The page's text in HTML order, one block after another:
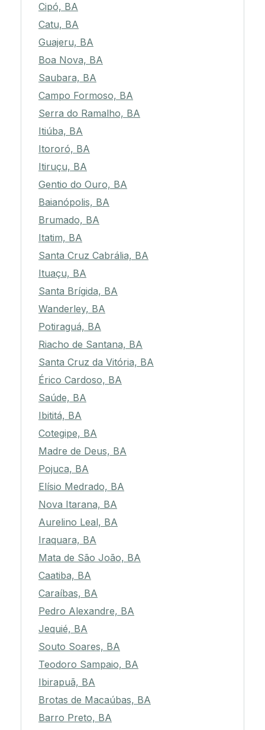
Cipó, BA
Catu, BA
Guajeru, BA
Boa Nova, BA
Saubara, BA
Campo Formoso, BA
Serra do Ramalho, BA
Itiúba, BA
Itororó, BA
Itiruçu, BA
Gentio do Ouro, BA
Baianópolis, BA
Brumado, BA
Itatim, BA
Santa Cruz Cabrália, BA
Ituaçu, BA
Santa Brígida, BA
Wanderley, BA
Potiraguá, BA
Riacho de Santana, BA
Santa Cruz da Vitória, BA
Érico Cardoso, BA
Saúde, BA
Ibititá, BA
Cotegipe, BA
Madre de Deus, BA
Pojuca, BA
Elísio Medrado, BA
Nova Itarana, BA
Aurelino Leal, BA
Iraquara, BA
Mata de São João, BA
Caatiba, BA
Caraíbas, BA
Pedro Alexandre, BA
Jequié, BA
Souto Soares, BA
Teodoro Sampaio, BA
Ibirapuã, BA
Brotas de Macaúbas, BA
Barro Preto, BA